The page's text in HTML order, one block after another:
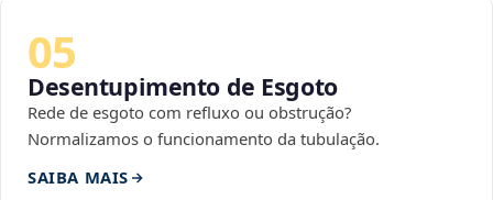
05
Desentupimento de Esgoto
Rede de esgoto com refluxo ou obstrução?
Normalizamos o funcionamento da tubulação.
SAIBA MAIS